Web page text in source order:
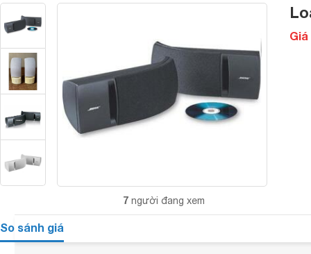
7 người đang xem
Giá
So sánh giá